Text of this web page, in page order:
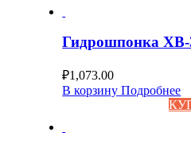
Гидрошпонка
₽1,073.00
В корзину Подробнее